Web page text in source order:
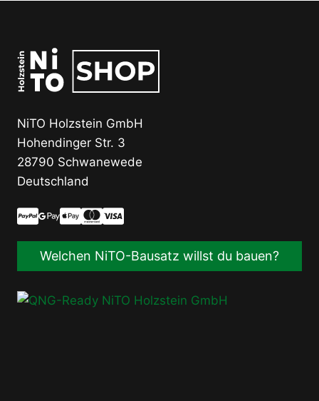
NiTO Holzstein GmbH
Hohendinger Str. 3
28790 Schwanewede
Deutschland
Welchen NiTO-Bausatz willst du bauen?